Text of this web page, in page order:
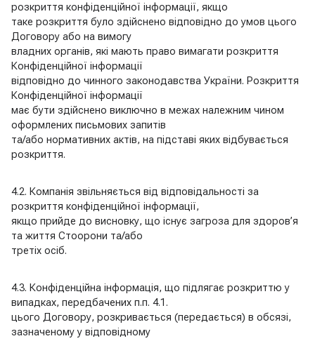
розкриття конфіденційної інформації, якщо
таке розкриття було здійснено відповідно до умов цього
Договору або на вимогу
владних органів, які мають право вимагати розкриття
Конфіденційної інформації
відповідно до чинного законодавства України. Розкриття
Конфіденційної інформації
має бути здійснено виключно в межах належним чином
оформлених письмових запитів
та/або нормативних актів, на підставі яких відбувається
розкриття.
4.2. Компанія звільняється від відповідальності за
розкриття конфіденційної інформації,
якщо прийде до висновку, що існує загроза для здоров’я
та життя Стоорони та/або
третіх осіб.
4.3. Конфіденційна інформація, що підлягає розкриттю у
випадках, передбачених п.п. 4.1.
цього Договору, розкривається (передається) в обсязі,
зазначеному у відповідному